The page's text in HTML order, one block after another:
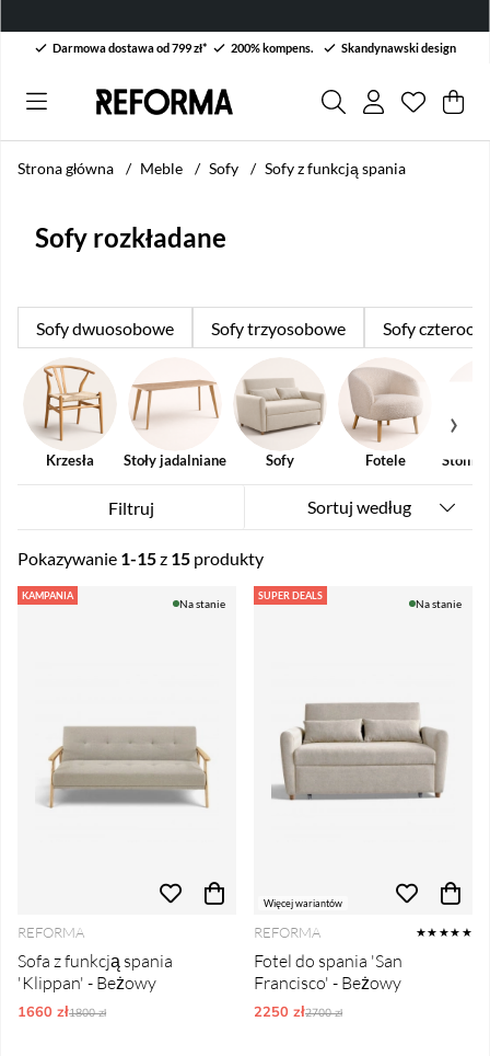
Darmowa dostawa od 799 zł* 200% kompens. Skandynawski design
Lista
Liczba w
. .
Strona główna Meble Sofy Sofy z funkcją spania
Sofy rozkładane
Sofy dwuosobowe Sofy trzyosobowe Sofy
Krzesła Stoły jadalniane Sofy Fotele Stoliki
Filtruj Sortuj według
Pokazywanie 1-15z 15 produkty
Produkty
KAMPANIA
Na stanie
REFORMA
Sofa z funkcją spania
'Klippan' - Beżowy
1660 złOrdynarne ceny:
1800 zł
SUPER DEALS
Więcej wariantów
Na stanie
REFORMA ★★★★★
Fotel do spania 'San
Francisco' - Beżowy
2250 złOrdynarne ceny:
2700 zł